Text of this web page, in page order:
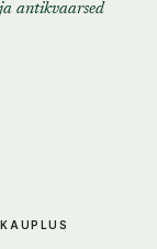
antikvaarsed